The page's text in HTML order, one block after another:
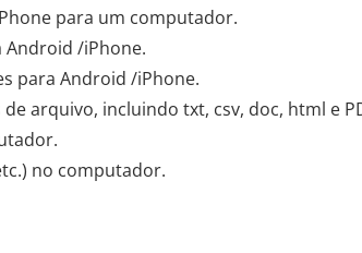
para um computador.
Android /iPhone.
para Android /iPhone.
arquivo, incluindo txt, csv, doc, html e
no computador.